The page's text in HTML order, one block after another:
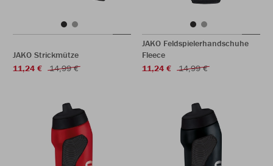
JAKO Strickmütze
11,24 €
14,99 €
JAKO Feldspielerhandschuhe
Fleece
11,24 €
14,99 €